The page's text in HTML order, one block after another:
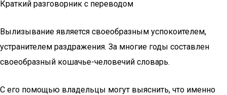
Краткий разговорник с переводом
Вылизывание является своеобразным успокоителем,
устранителем раздражения. За многие годы составлен
своеобразный кошачье-человечий словарь.
С его помощью владельцы могут выяснить, что именно